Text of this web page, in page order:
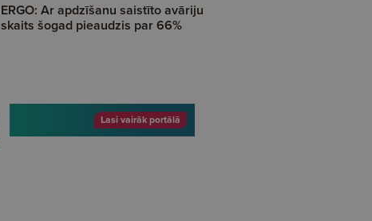
ERGO: Ar apdzīšanu saistīto avāriju
skaits šogad pieaudzis par 66%